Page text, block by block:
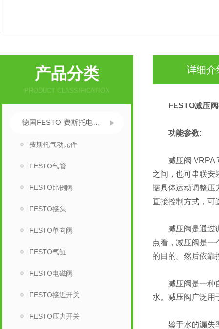
产品分类
PRODUCT CLASSIFICATION
德国FESTO-费斯托电磁阀
费斯托气动元件
FESTO气管
FESTO比例阀
FESTO接头
FESTO单向阀
FESTO气缸
FESTO电磁阀
FESTO接近开关
FESTO压力开关
详细介
FESTO减压
功能参数:
减压阀 VRPA 可
之间，也可串联安
据具体运动调整压
直接控制方式，可
减压阀是通过调
点看，减压阀是一
的目的。然后依靠
减压阀是一种自
水。减压阀广泛用
鉴于水的漏失率